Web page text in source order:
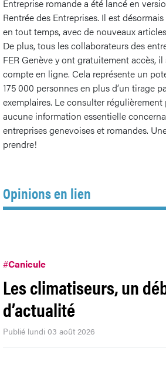
Entreprise romande a été lancé en
Rentrée des Entreprises. Il est
en tout temps, avec de nouveaux
De plus, tous les collaborateurs des
FER Genève y ont gratuitement accès,
compte en ligne. Cela représente un
175 000 personnes en plus d’un tirage
exemplaires. Le consulter
aucune information essentielle
entreprises genevoises et romandes.
prendre!
Opinions en lien
#Canicule
Les climatiseurs, un
d’actualité
Publié lundi 03 août 2026